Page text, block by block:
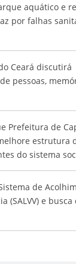
aquático e
por falhas
Ceará discutirá
pessoas,
Prefeitura de
estrutura
do sistema
de
(SALVV) e